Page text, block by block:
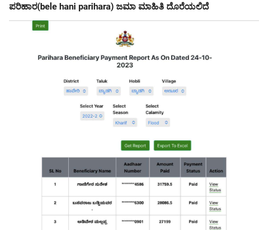
ಪರಿಹಾರ(bele hani parihara) ಜಮಾ ಮಾಹಿತಿ ದೊರೆಯಲಿದೆ